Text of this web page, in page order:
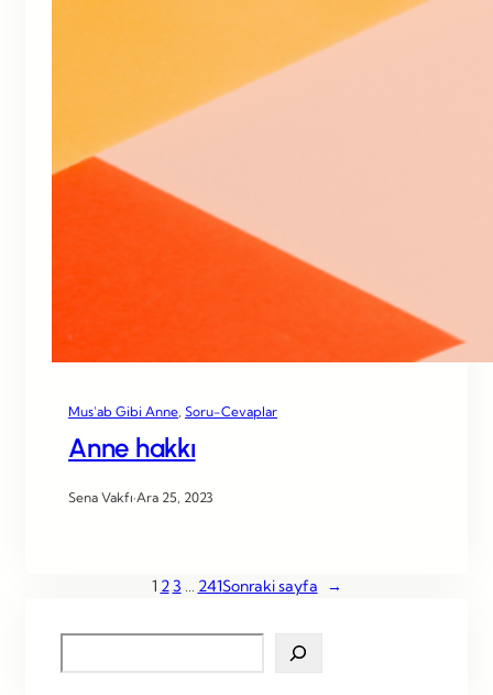
Mus’ab Gibi Anne Soru-Cevaplar
Anne hakkı
Sena Vakfı·Ara 25, 2023
1 23 … 241Sonraki sayfa →
e